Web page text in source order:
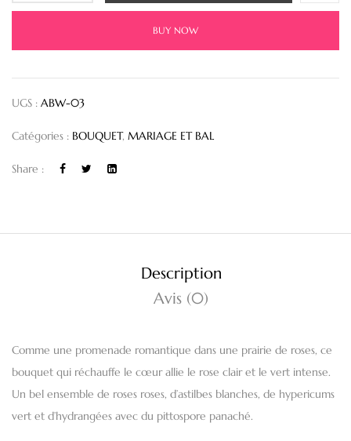
BUY NOW
UGS : ABW-03
Catégories : BOUQUET, MARIAGE ET BAL
Share :
Description
Avis (0)
Comme une promenade romantique dans une prairie de roses, ce
bouquet qui réchauffe le cœur allie le rose clair et le vert intense.
Un bel ensemble de roses roses, d’astilbes blanches, de hypericums
vert et d’hydrangées avec du pittospore panaché.